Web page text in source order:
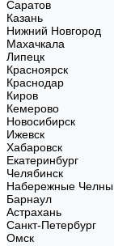
Саратов
Казань
Нижний Новгород
Махачкала
Липецк
Красноярск
Краснодар
Киров
Кемерово
Новосибирск
Ижевск
Хабаровск
Екатеринбург
Челябинск
Набережные Челны
Барнаул
Астрахань
Санкт-Петербург
Омск